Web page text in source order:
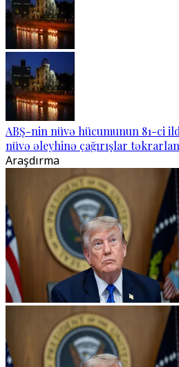
ABŞ-nin nüvə hücumunun 81-ci
nüvə əleyhinə çağırışlar
Araşdırma